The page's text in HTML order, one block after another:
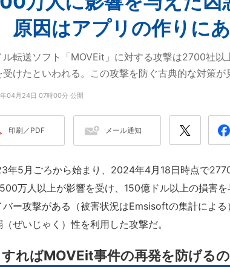
原因はアプリの作りに
ル転送ソフト「MOVEit」に対する攻撃は2700社
けたといわれる。この攻撃を防ぐ古典的な対策が
04月24日 07時00分 公開
印刷／PDF メール通知
年5月ごろから始まり、2024年4月18日時点で
万人以上が影響を受け、150億ドル以上の損害
バー攻撃がある（被害状況はEmsisoftの集計による
ぜいじゃく）性を利用した攻撃だ。
すればMOVEit事件の再発を防げる